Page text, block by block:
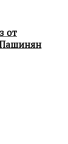
от
Пашинян